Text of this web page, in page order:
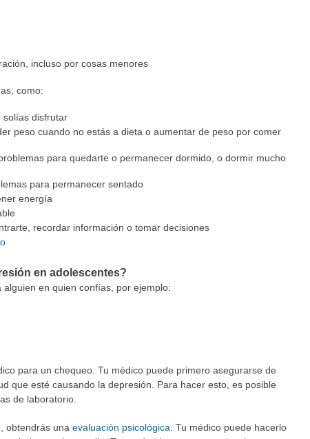
incluso por cosas menores
como:
solías disfrutar
peso cuando no estás a dieta o aumentar de peso por comer
para quedarte o permanecer dormido, o dormir mucho
para permanecer sentado
energía
recordar información o tomar decisiones
en adolescentes?
en quien confías, por ejemplo:
para un chequeo. Tu médico puede primero asegurarse de
que esté causando la depresión. Para hacer esto, es posible
de laboratorio.
obtendrás una evaluación psicológica. Tu médico puede hacerlo